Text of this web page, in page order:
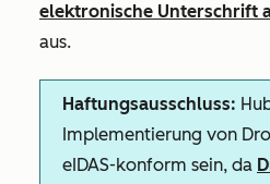
elektronische Unterschrift
aus.
Haftungsausschluss:
Implementierung von
eIDAS-konform sein, da